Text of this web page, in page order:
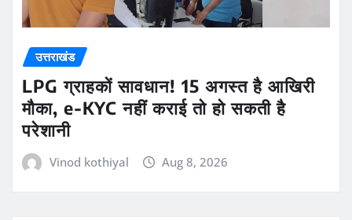
उत्तराखंड
LPG ग्राहकों सावधान! 15 अगस्त है आखिरी
मौका, e-KYC नहीं कराई तो हो सकती है
परेशानी
Vinod kothiyal Aug 8, 2026